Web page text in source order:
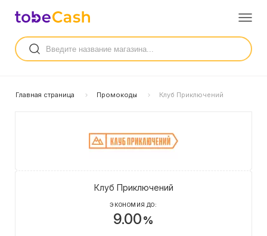
Главная страница Промокоды Клуб Приключений
Клуб Приключений
ЭКОНОМИЯ ДО:
9.00%